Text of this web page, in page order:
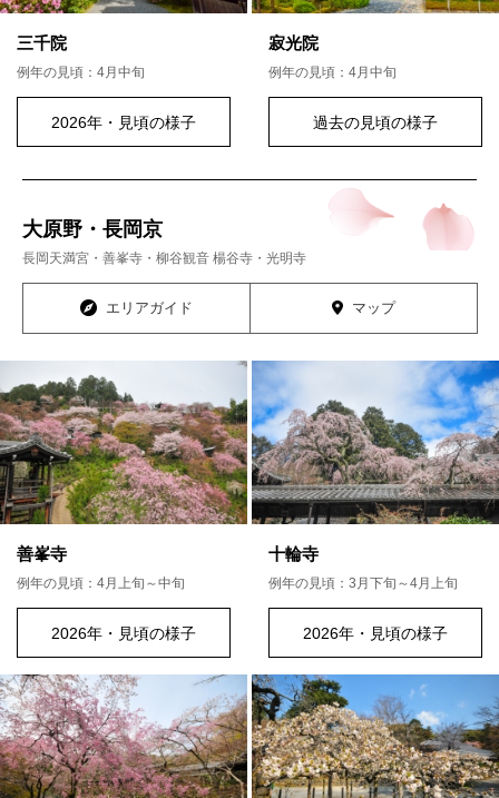
三千院
例年の見頃：4月中旬
2026年・見頃の様子
寂光院
例年の見頃：4月中旬
過去の見頃の様子
大原野・長岡京
長岡天満宮・善峯寺・柳谷観音 楊谷寺・光明寺
エリアガイド マップ
善峯寺
例年の見頃：4月上旬～中旬
2026年・見頃の様子
十輪寺
例年の見頃：3月下旬～4月上旬
2026年・見頃の様子